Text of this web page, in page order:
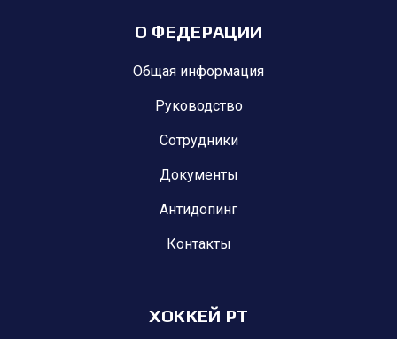
О ФЕДЕРАЦИИ
Общая информация
Руководство
Сотрудники
Документы
Антидопинг
Контакты
ХОККЕЙ РТ